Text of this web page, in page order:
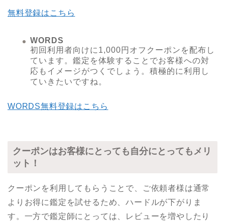
無料登録はこちら
WORDS
初回利用者向けに1,000円オフクーポンを配布し
ています。鑑定を体験することでお客様への対
応もイメージがつくでしょう。積極的に利用し
ていきたいですね。
WORDS無料登録はこちら
クーポンはお客様にとっても自分にとってもメリ
ット！
クーポンを利用してもらうことで、ご依頼者様は通常
よりお得に鑑定を試せるため、ハードルが下がりま
す。一方で鑑定師にとっては、レビューを増やしたり